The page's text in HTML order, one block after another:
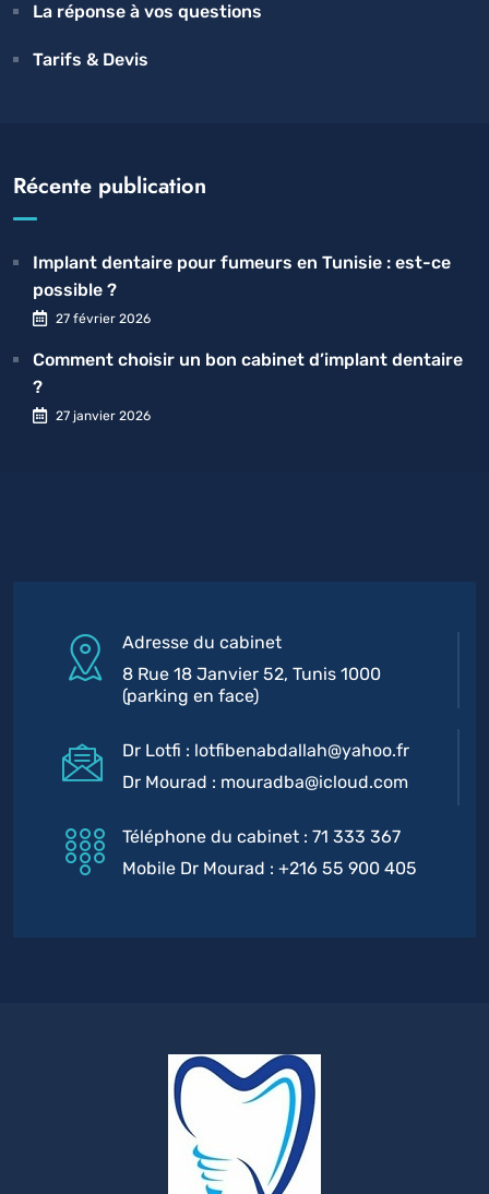
La réponse à vos questions
Tarifs & Devis
Récente publication
Implant dentaire pour fumeurs en Tunisie : est-ce
possible ?
27 février 2026
Comment choisir un bon cabinet d’implant dentaire
?
27 janvier 2026
Adresse du cabinet
8 Rue 18 Janvier 52, Tunis 1000
(parking en face)
Dr Lotfi : lotfibenabdallah@yahoo.fr
Dr Mourad : mouradba@icloud.com
Téléphone du cabinet : 71 333 367
Mobile Dr Mourad : +216 55 900 405